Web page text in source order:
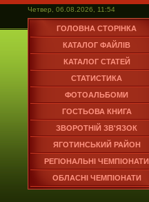
Четвер, 06.08.2026, 11:54
ГОЛОВНА СТОРІНКА
КАТАЛОГ ФАЙЛІВ
КАТАЛОГ СТАТЕЙ
СТАТИСТИКА
ФОТОАЛЬБОМИ
ГОСТЬОВА КНИГА
ЗВОРОТНІЙ ЗВ'ЯЗОК
ЯГОТИНСЬКИЙ РАЙОН
РЕГІОНАЛЬНІ ЧЕМПІОНАТИ
ОБЛАСНІ ЧЕМПІОНАТИ